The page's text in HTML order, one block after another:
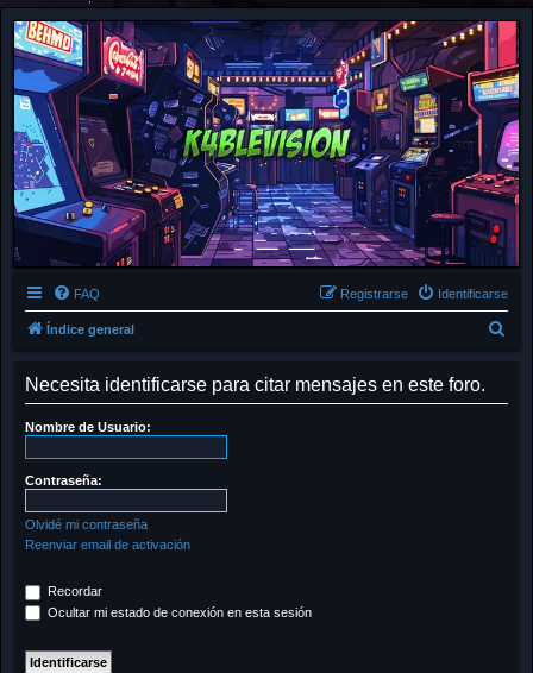
FAQ Identificarse
Registrarse
Índice general
Necesita identificarse para citar mensajes en este foro.
Nombre de Usuario:
Contraseña:
Olvidé mi contraseña
Reenviar email de activación
Recordar
Ocultar mi estado de conexión en esta sesión